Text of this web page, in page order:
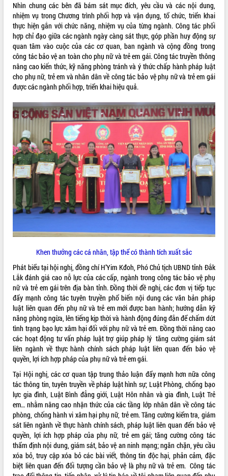
Họp báo thông tin về Hội nghị Công bố
Quy hoạch và Xúc tiến đầu tư tỉnh Đắk
Lắk
Khơi thông điểm nghẽn, đẩy nhanh
giải ngân vốn khắc phục thiên tai
HĐND tỉnh thông qua điều chỉnh Quy
hoạch tỉnh thời kỳ 2021-2030
Hội thảo góp ý hồ sơ điều chỉnh quy
hoạch tỉnh Đắk Lắk thời kỳ 2021-2030,
tầm nhìn đến năm 2050
Nâng cao hiệu quả hoạt động của các
doanh nghiệp nhà nước
Hội nghị triển khai kết nối mạng
truyền số liệu chuyên dùng phục vụ cơ
quan Đảng, Nhà nước
Lễ phát động chuỗi hoạt động chung
tay làm sạch môi trường
Xã Ea Kar bước chuyển mình trong
công tác cải cách hành chính mô hình
UBND tỉnh họp báo định kỳ tháng 4
Hội thảo khoa học “Giải pháp thúc đẩy
phát triển nền kinh tế xanh tại tỉnh
Đắk Lắk”
Tăng cường giám sát, đôn đốc thực
hiện nhiệm vụ quản lý tài sản công
hàng tuần
Tháo gỡ những vướng mắc, đẩy mạnh
công tác cải cách thủ tục hành chính
tại Trung tâm Phục vụ hành chính
công tỉnh
thi Sáng tạo Kỹ thuật 2024 - 2025
Đắk Lắk rà soát, điều chỉnh Đề án 190
về phát triển nuôi trồng thủy sản
Phó Chủ tịch UBND tỉnh Đắk Lắk
Trương Công Thái kiểm tra thực địa
Dự án cao tốc Khánh Hòa - Buôn Ma
Thuột
Định vị cà phê Việt Nam như một “di
sản sống” trong dòng chảy toàn cầu
Nhìn chung các bên đã bám sát mục đích, yêu cầu và các nội dung,
nhiệm vụ trong Chương trình phối hợp và vận dụng, tổ chức, triển khai
thực hiện gắn với chức năng, nhiệm vụ của từng ngành. Công tác phối
hợp chỉ đạo giữa các ngành ngày càng sát thực, góp phần huy động sự
quan tâm vào cuộc của các cơ quan, ban ngành và cộng đồng trong
công tác bảo vệ an toàn cho phụ nữ và trẻ em gái. Công tác truyền thông
nâng cao kiến thức, kỹ năng phòng tránh và ý thức chấp hành pháp luật
cho phụ nữ, trẻ em và nhân dân về công tác bảo vệ phụ nữ và trẻ em gái
được các ngành phối hợp, triển khai hiệu quả.
Khen thưởng các cá nhân, tập thể có thành tích xuất sắc
Phát biểu tại hội nghị, đồng chí H’Yim Kđoh, Phó Chủ tịch UBND tỉnh Đắk
Lắk đánh giá cao nỗ lực của các cấp, ngành trong công tác bảo vệ phụ
nữ và trẻ em gái trên địa bàn tỉnh. Đồng thời đề nghị, các đơn vị tiếp tục
đẩy mạnh công tác tuyên truyền phổ biến nội dung các văn bản pháp
luật liên quan đến phụ nữ và trẻ em mới được ban hành; hướng dẫn kỹ
năng phòng ngừa, lên tiếng kịp thời và hành động đúng đắn để chấm dứt
tình trạng bạo lực xâm hại đối với phụ nữ và trẻ em. Đồng thời nâng cao
các hoạt động tư vấn pháp luật trợ giúp pháp lý tăng cường giám sát
liên ngành về thực hành chính sách pháp luật liên quan đến bảo vệ
quyền, lợi ích hợp pháp của phụ nữ và trẻ em gái.
Tại Hội nghị, các cơ quan tập trung thảo luận đẩy mạnh hơn nữa công
tác thông tin, tuyên truyền về pháp luật hình sự; Luật Phòng, chống bạo
lực gia đình, Luật Bình đẳng giới, Luật Hôn nhân và gia đình, Luật Trẻ
em… nhằm nâng cao nhận thức của các tầng lớp nhân dân về công tác
phòng, chống hành vi xâm hại phụ nữ, trẻ em. Tăng cường kiểm tra, giám
sát liên ngành về thực hành chính sách, pháp luật liên quan đến bảo vệ
quyền, lợi ích hợp pháp của phụ nữ, trẻ em gái; tăng cường công tác
thẩm định nội dung, giám sát, bảo vệ an ninh mạng; ngăn chặn, yêu cầu
xóa bỏ, truy cập xóa bỏ các bài viết, thông tin độc hại, phản cảm, đặc
biệt liên quan đến đối tượng cần bảo vệ là phụ nữ và trẻ em. Công tác